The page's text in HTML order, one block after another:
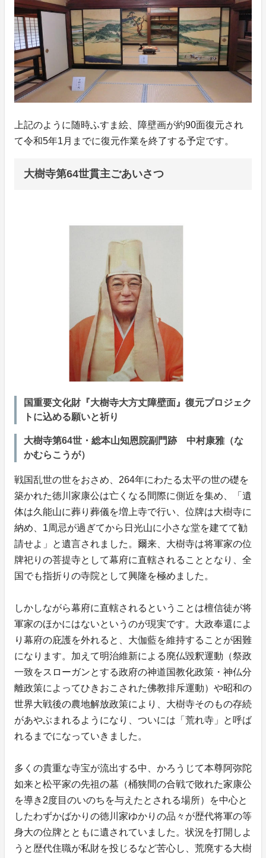
上記のように随時ふすま絵、障壁画が約90面復元され
て令和5年1月までに復元作業を終了する予定です。
大樹寺第64世貫主ごあいさつ
国重要文化財『大樹寺大方丈障壁面』復元プロジェク
トに込める願いと祈り
大樹寺第64世・総本山知恩院副門跡 中村康雅（な
かむらこうが）
戦国乱世の世をおさめ、264年にわたる太平の世の礎を
築かれた徳川家康公は亡くなる間際に側近を集め、「遺
体は久能山に葬り葬儀を増上寺で行い、位牌は大樹寺に
納め、1周忌が過ぎてから日光山に小さな堂を建てて勧
請せよ」と遺言されました。爾来、大樹寺は将軍家の位
牌祀りの菩提寺として幕府に直轄されることとなり、全
国でも指折りの寺院として興隆を極めました。
しかしながら幕府に直轄されるということは檀信徒が将
軍家のほかにはないというのが現実です。大政奉還によ
り幕府の庇護を外れると、大伽藍を維持することが困難
になります。加えて明治維新による廃仏毀釈運動（祭政
一致をスローガンとする政府の神道国教化政策・神仏分
離政策によってひきおこされた佛教排斥運動）や昭和の
世界大戦後の農地解放政策により、大樹寺そのもの存続
があやぶまれるようになり、ついには「荒れ寺」と呼ば
れるまでになっていきました。
多くの貴重な寺宝が流出する中、かろうじて本尊阿弥陀
如来と松平家の先祖の墓（桶狭間の合戦で敗れた家康公
を導き2度目のいのちを与えたとされる場所）を中心と
したわずかばかりの徳川家ゆかりの品々が歴代将軍の等
身大の位牌とともに遺されていました。状況を打開しよ
うと歴代住職が私財を投じるなど苦心し、荒廃する大樹